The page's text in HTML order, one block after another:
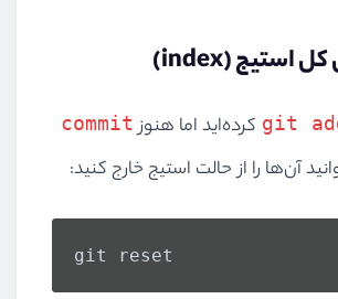
git کرده‌اید اما هنوزcommit
آن‌ها را از حالت استیج خارج کنید:
git reset